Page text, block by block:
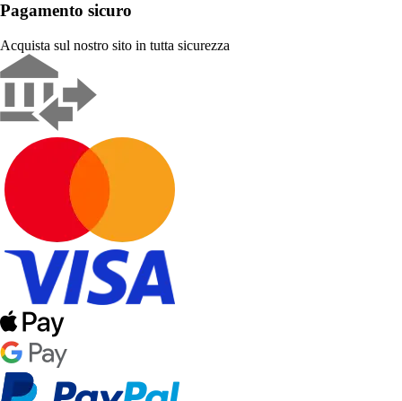
Pagamento sicuro
Acquista sul nostro sito in tutta sicurezza